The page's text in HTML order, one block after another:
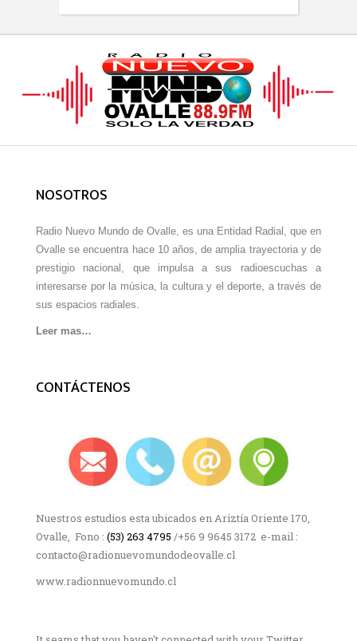
NOSOTROS
Radio Nuevo Mundo de Ovalle, es una Entidad Radial, que en
Ovalle se encuentra hace 10 años, de amplia trayectoria y de
prestigio nacional, que impulsa a sus radioescuchas a
interesarse por la música, la cultura y el deporte, a través de
sus espacios radiales.
Leer mas…
CONTÁCTENOS
Nuestros estudios esta ubicados en Ariztía Oriente 170,
Ovalle, Fono : (53) 263 4795 /+56 9 9645 3172 e-mail :
contacto@radionuevomundodeovalle.cl
www.radionnuevomundo.cl